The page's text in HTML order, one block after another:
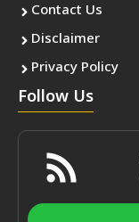
Contact Us
Disclaimer
Privacy Policy
Follow Us